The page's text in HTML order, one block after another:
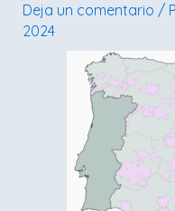
Deja un comentario /
2024